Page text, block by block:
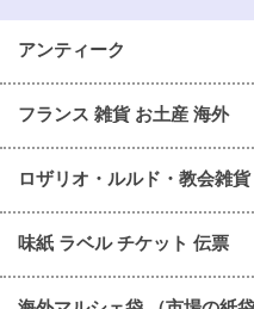
アンティーク
フランス 雑貨 お土産 海外
ロザリオ・ルルド・教会雑貨
味紙 ラベル チケット 伝票